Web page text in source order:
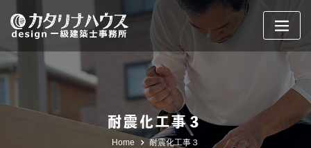
content
耐震化工事３
Home 耐震化工事３